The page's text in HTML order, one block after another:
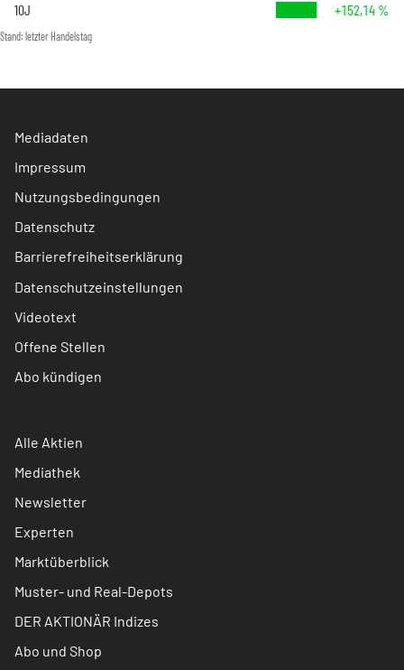
10J +152,14 %
Stand: letzter Handelstag
Mediadaten
Impressum
Nutzungsbedingungen
Datenschutz
Barrierefreiheitserklärung
Datenschutzeinstellungen
Videotext
Offene Stellen
Abo kündigen
Alle Aktien
Mediathek
Newsletter
Experten
Marktüberblick
Muster- und Real-Depots
DER AKTIONÄR Indizes
Abo und Shop